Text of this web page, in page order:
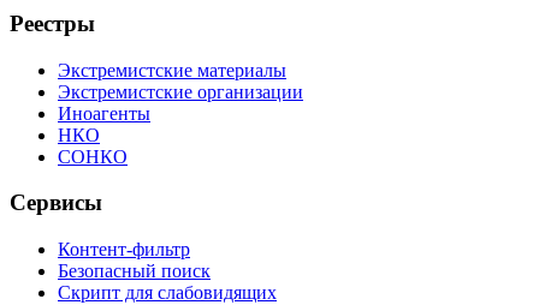
Реестры
Экстремистские материалы
Экстремистские организации
Иноагенты
НКО
СОНКО
Сервисы
Контент-фильтр
Безопасный поиск
Скрипт для слабовидящих